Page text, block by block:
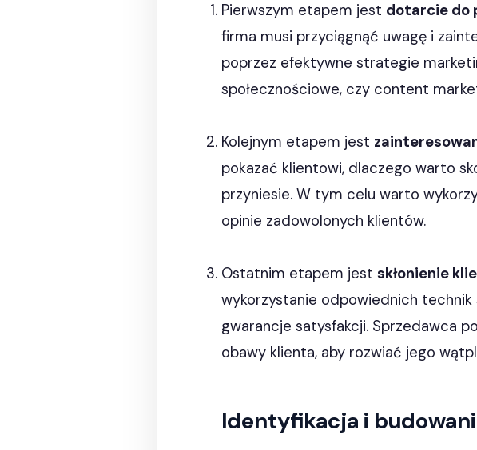
Pierwszym etapem jest dotarcie do
firma musi przyciągnąć uwagę i
poprzez efektywne strategie
społecznościowe, czy content
Kolejnym etapem jest
pokazać klientowi, dlaczego warto
przyniesie. W tym celu warto
opinie zadowolonych klientów.
Ostatnim etapem jest skłonienie
wykorzystanie odpowiednich
gwarancje satysfakcji. Sprzedawca
obawy klienta, aby rozwiać jego
Identyfikacja i